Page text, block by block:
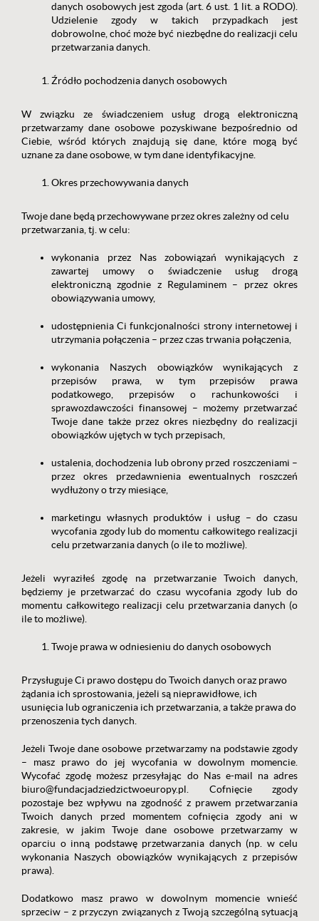
danych osobowych jest zgoda (art. 6 ust. 1 lit. a RODO).
Udzielenie zgody w takich przypadkach jest
dobrowolne, choć może być niezbędne do realizacji celu
przetwarzania danych.
Źródło pochodzenia danych osobowych
W związku ze świadczeniem usług drogą elektroniczną
przetwarzamy dane osobowe pozyskiwane bezpośrednio od
Ciebie, wśród których znajdują się dane, które mogą być
uznane za dane osobowe, w tym dane identyfikacyjne.
Okres przechowywania danych
Twoje dane będą przechowywane przez okres zależny od celu
przetwarzania, tj. w celu:
wykonania przez Nas zobowiązań wynikających z
zawartej umowy o świadczenie usług drogą
elektroniczną zgodnie z Regulaminem – przez okres
obowiązywania umowy,
udostępnienia Ci funkcjonalności strony internetowej i
utrzymania połączenia – przez czas trwania połączenia,
wykonania Naszych obowiązków wynikających z
przepisów prawa, w tym przepisów prawa
podatkowego, przepisów o rachunkowości i
sprawozdawczości finansowej – możemy przetwarzać
Twoje dane także przez okres niezbędny do realizacji
obowiązków ujętych w tych przepisach,
ustalenia, dochodzenia lub obrony przed roszczeniami –
przez okres przedawnienia ewentualnych roszczeń
wydłużony o trzy miesiące,
marketingu własnych produktów i usług – do czasu
wycofania zgody lub do momentu całkowitego realizacji
celu przetwarzania danych (o ile to możliwe).
Jeżeli wyraziłeś zgodę na przetwarzanie Twoich danych,
będziemy je przetwarzać do czasu wycofania zgody lub do
momentu całkowitego realizacji celu przetwarzania danych (o
ile to możliwe).
Twoje prawa w odniesieniu do danych osobowych
Przysługuje Ci prawo dostępu do Twoich danych oraz prawo
żądania ich sprostowania, jeżeli są nieprawidłowe, ich
usunięcia lub ograniczenia ich przetwarzania, a także prawa do
przenoszenia tych danych.
Jeżeli Twoje dane osobowe przetwarzamy na podstawie zgody
– masz prawo do jej wycofania w dowolnym momencie.
Wycofać zgodę możesz przesyłając do Nas e-mail na adres
biuro@fundacjadziedzictwoeuropy.pl. Cofnięcie zgody
pozostaje bez wpływu na zgodność z prawem przetwarzania
Twoich danych przed momentem cofnięcia zgody ani w
zakresie, w jakim Twoje dane osobowe przetwarzamy w
oparciu o inną podstawę przetwarzania danych (np. w celu
wykonania Naszych obowiązków wynikających z przepisów
prawa).
Dodatkowo masz prawo w dowolnym momencie wnieść
sprzeciw – z przyczyn związanych z Twoją szczególną sytuacją